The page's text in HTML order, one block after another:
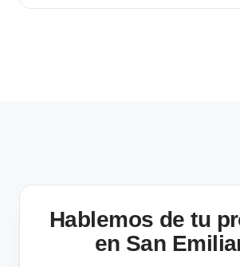
Hablemos de tu
en San